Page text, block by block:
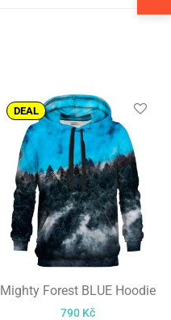
DEAL
Mighty Forest BLUE Hoodie
790 Kč